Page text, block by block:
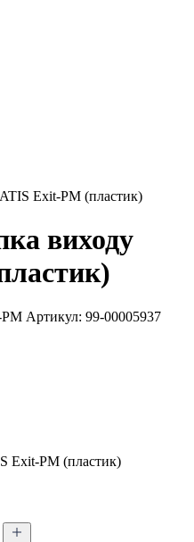
Exit-PM (пластик)
виходу
Артикул: 99-00005937